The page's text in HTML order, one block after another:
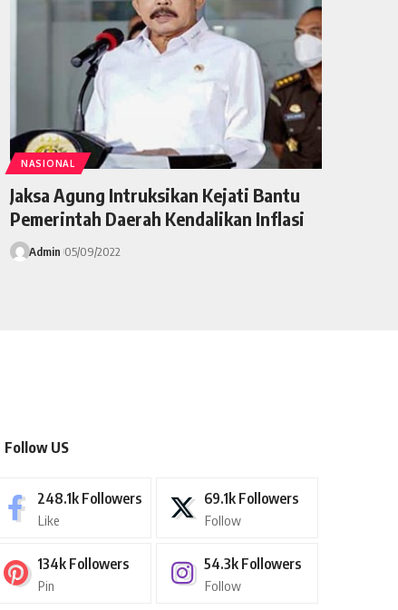
NASIONAL
Jaksa Agung Intruksikan Kejati Bantu
Pemerintah Daerah Kendalikan Inflasi
Admin 05/09/2022
Follow US
248.1k Followers
Like
69.1k Followers
Follow
134k Followers
Pin
54.3k Followers
Follow